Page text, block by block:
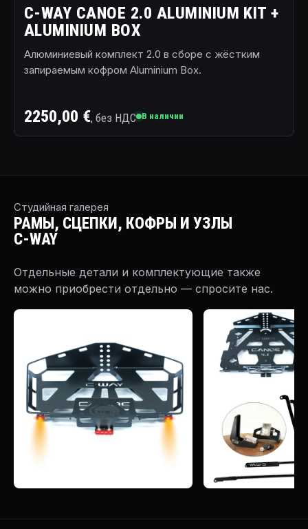
C-WAY CANOE 2.0 ALUMINIUM KIT +
ALUMINIUM BOX
Алюминиевый комплект 2.0 в сборе с жёстким
запираемым кофром Aluminium Box.
2250,00 €, без НДС В наличии
Студийная галерея
РАМЫ, СЦЕПКИ, КОФРЫ И УЗЛЫ
C-WAY
Отдельные детали и комплектующие также
можно приобрести отдельно — спросите нас.